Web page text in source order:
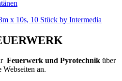
x 10s, 10 Stück by Intermedia
Feuerwerk und Pyrotechnik über
Webseiten an.